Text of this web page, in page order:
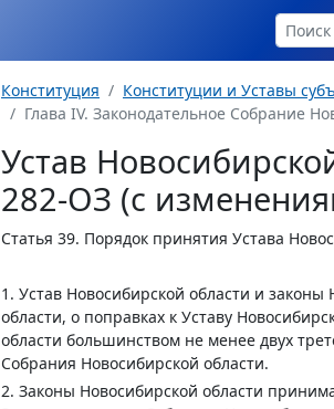
Конституция Конституции и Уставы
Глава IV. Законодательное Собрание
Устав
282-ОЗ (с
Статья 39. Порядок принятия Устава
1. Устав Новосибирской области и
области, о поправках к Уставу
области большинством не менее двух
Собрания Новосибирской области.
2. Законы Новосибирской области